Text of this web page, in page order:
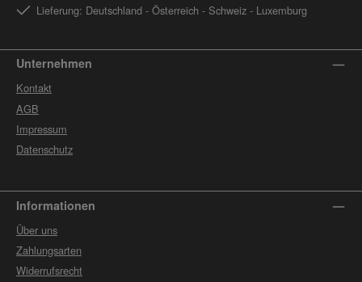
Lieferung: Deutschland - Österreich - Schweiz - Luxemburg
Unternehmen
Kontakt
AGB
Impressum
Datenschutz
Informationen
Über uns
Zahlungsarten
Widerrufsrecht